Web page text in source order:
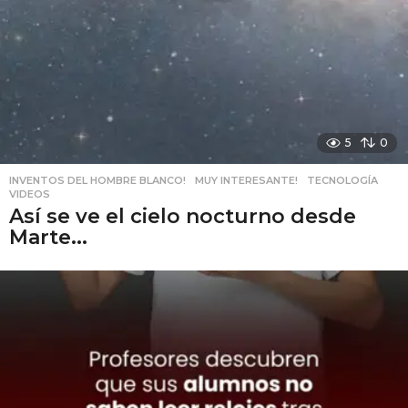
5 0
INVENTOS DEL HOMBRE BLANCO! ,MUY INTERESANTE! ,TECNOLOGÍA
VIDEOS
Así se ve el cielo nocturno desde
Marte...